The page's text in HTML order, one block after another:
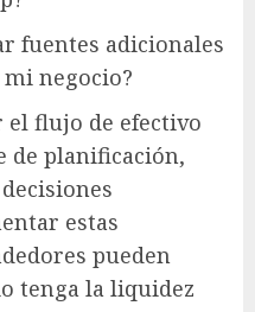
fuentes adicionales
negocio?
el flujo de efectivo
de planificación,
estas
pueden
tenga la liquidez